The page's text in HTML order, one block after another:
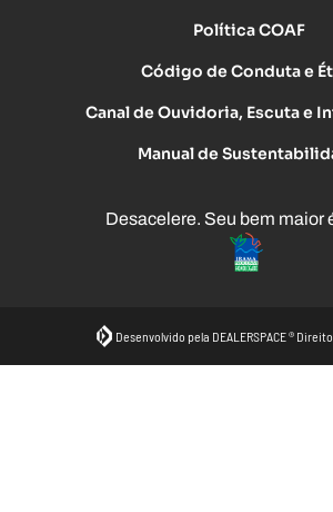
Política COAF
Código de Conduta e
Canal de Ouvidoria, Escuta e
Manual de
Desacelere. Seu bem maior
Desenvolvido pela DEALERSPACE ®